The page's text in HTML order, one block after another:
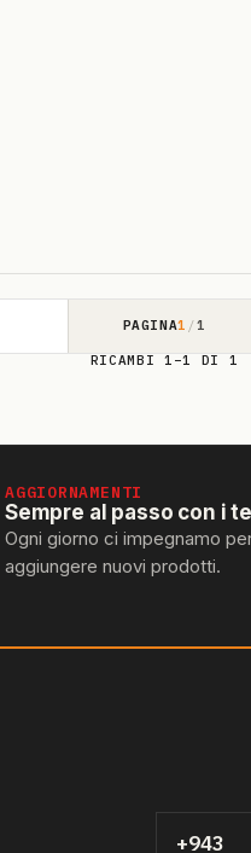
PAGINA1 /1
RICAMBI 1–1 DI 1
AGGIORNAMENTI
Sempre al passo con i
Ogni giorno ci impegnamo
aggiungere nuovi prodotti.
+943